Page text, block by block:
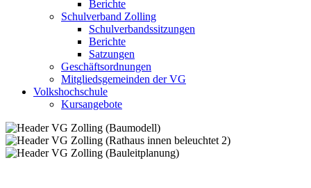
Berichte
Schulverband Zolling
Schulverbandssitzungen
Berichte
Satzungen
Geschäftsordnungen
Mitgliedsgemeinden der VG
Volkshochschule
Kursangebote